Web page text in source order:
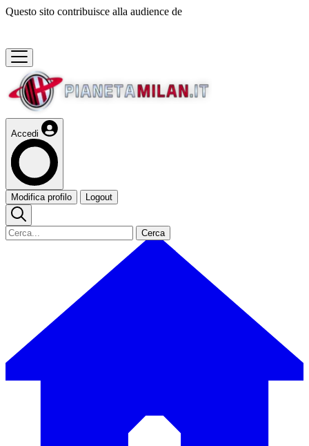
Questo sito contribuisce alla audience de
Accedi
Modifica profilo Logout
Cerca